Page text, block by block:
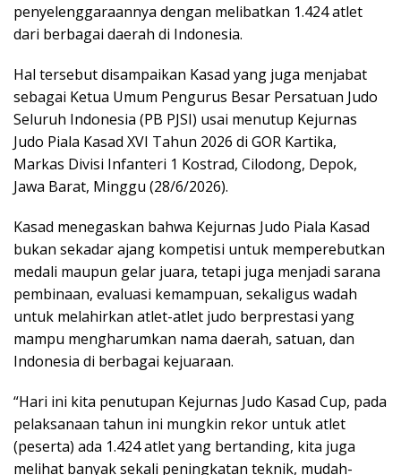
penyelenggaraannya dengan melibatkan 1.424 atlet
dari berbagai daerah di Indonesia.
Hal tersebut disampaikan Kasad yang juga menjabat
sebagai Ketua Umum Pengurus Besar Persatuan Judo
Seluruh Indonesia (PB PJSI) usai menutup Kejurnas
Judo Piala Kasad XVI Tahun 2026 di GOR Kartika,
Markas Divisi Infanteri 1 Kostrad, Cilodong, Depok,
Jawa Barat, Minggu (28/6/2026).
Kasad menegaskan bahwa Kejurnas Judo Piala Kasad
bukan sekadar ajang kompetisi untuk memperebutkan
medali maupun gelar juara, tetapi juga menjadi sarana
pembinaan, evaluasi kemampuan, sekaligus wadah
untuk melahirkan atlet-atlet judo berprestasi yang
mampu mengharumkan nama daerah, satuan, dan
Indonesia di berbagai kejuaraan.
“Hari ini kita penutupan Kejurnas Judo Kasad Cup, pada
pelaksanaan tahun ini mungkin rekor untuk atlet
(peserta) ada 1.424 atlet yang bertanding, kita juga
melihat banyak sekali peningkatan teknik, mudah-